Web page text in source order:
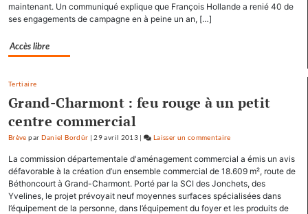
ressource
maintenant. Un communiqué explique que François Hollande a renié 40 de
ses engagements de campagne en à peine un an, […]
Accès libre
Tertiaire
Grand-Charmont : feu rouge à un petit
centre commercial
Brève par Daniel Bordür |29 avril 2013 | Laisser un commentaire
Hollande
se
ressource
à
La commission départementale d'aménagement commercial a émis un avis
défavorable à la création d’un ensemble commercial de 18.609 m², route de
Béthoncourt à Grand-Charmont. Porté par la SCI des Jonchets, des
Yvelines, le projet prévoyait neuf moyennes surfaces spécialisées dans
l’équipement de la personne, dans l’équipement du foyer et les produits de